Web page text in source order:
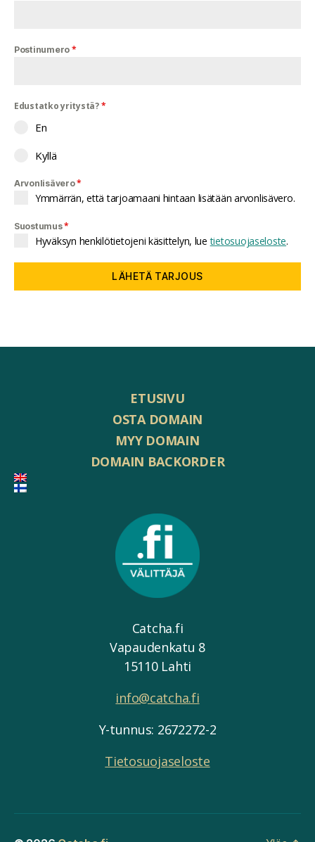
Postinumero *
Edustatko yritystä?*
En
Kyllä
Arvonlisävero*
Ymmärrän, että tarjoamaani hintaan lisätään arvonlisävero.
Suostumus*
Hyväksyn henkilötietojeni käsittelyn, luetietosuojaseloste.
LÄHETÄ TARJOUS
ETUSIVU
OSTA DOMAIN
MYY DOMAIN
DOMAIN BACKORDER
Catcha.fi
Vapaudenkatu 8
15110 Lahti
info@catcha.fi
Y-tunnus: 2672272-2
Tietosuojaseloste